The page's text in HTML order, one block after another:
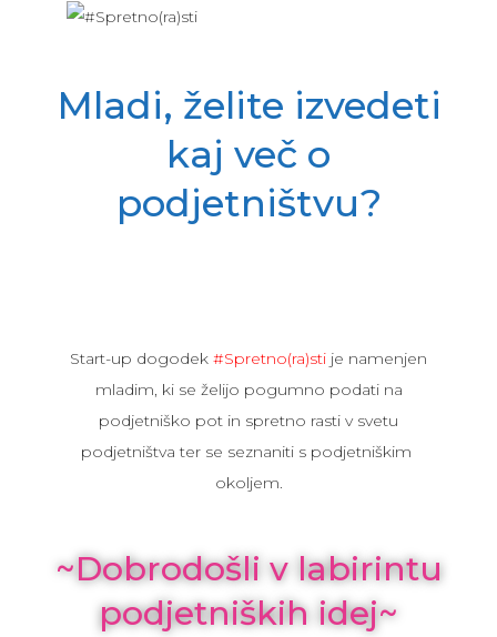
Mladi, želite izvedeti
kaj več o
podjetništvu?
Start-up dogodek #Spretno(ra)sti je namenjen
mladim, ki se želijo pogumno podati na
podjetniško pot in spretno rasti v svetu
podjetništva ter se seznaniti s podjetniškim
okoljem.
~Dobrodošli v labirintu
podjetniških idej~